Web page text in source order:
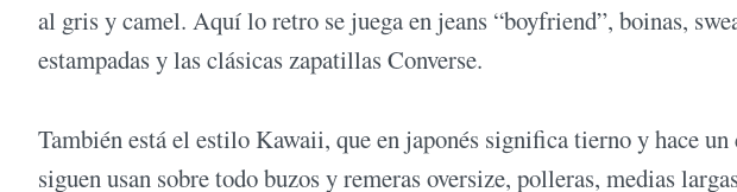
al gris y camel. Aquí lo retro se juega en jeans “boyfriend”, boinas,
estampadas y las clásicas zapatillas Converse.
También está el estilo Kawaii, que en japonés significa tierno y hace
siguen usan sobre todo buzos y remeras oversize, polleras, medias